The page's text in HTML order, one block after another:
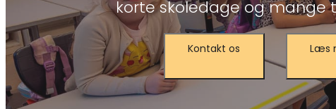
korte skoledage og
Kontakt os Læs